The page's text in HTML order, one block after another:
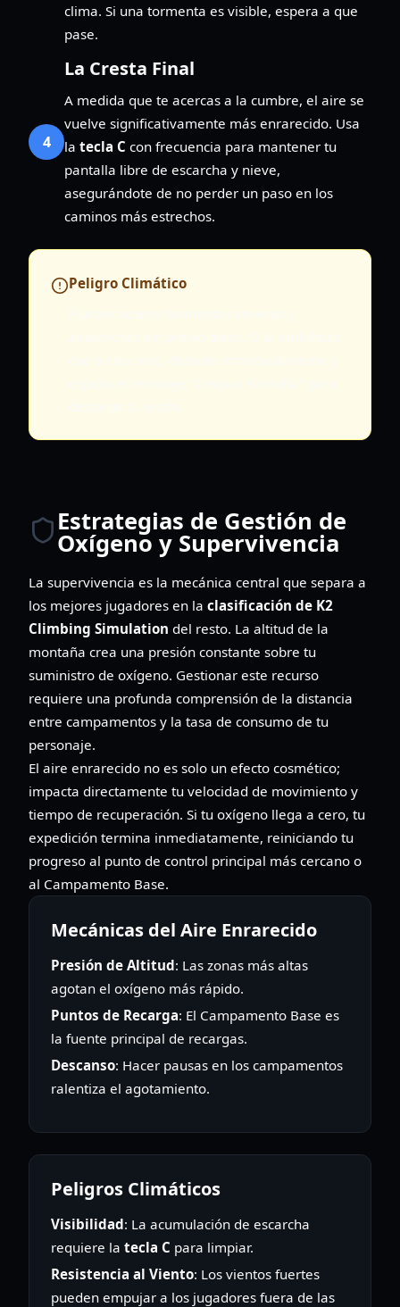
clima. Si una tormenta es visible, espera a que
pase.
4
La Cresta Final
A medida que te acercas a la cumbre, el aire se
vuelve significativamente más enrarecido. Usa
la tecla C con frecuencia para mantener tu
pantalla libre de escarcha y nieve,
asegurándote de no perder un paso en los
caminos más estrechos.
Peligro Climático
Estrategias de Gestión de
Oxígeno y Supervivencia
La supervivencia es la mecánica central que separa a
los mejores jugadores en la clasificación de K2
Climbing Simulation del resto. La altitud de la
montaña crea una presión constante sobre tu
suministro de oxígeno. Gestionar este recurso
requiere una profunda comprensión de la distancia
entre campamentos y la tasa de consumo de tu
personaje.
El aire enrarecido no es solo un efecto cosmético;
impacta directamente tu velocidad de movimiento y
tiempo de recuperación. Si tu oxígeno llega a cero, tu
expedición termina inmediatamente, reiniciando tu
progreso al punto de control principal más cercano o
al Campamento Base.
Mecánicas del Aire Enrarecido
Presión de Altitud: Las zonas más altas
agotan el oxígeno más rápido.
Puntos de Recarga: El Campamento Base es
la fuente principal de recargas.
Descanso: Hacer pausas en los campamentos
ralentiza el agotamiento.
Peligros Climáticos
Visibilidad: La acumulación de escarcha
requiere la tecla C para limpiar.
Resistencia al Viento: Los vientos fuertes
pueden empujar a los jugadores fuera de las